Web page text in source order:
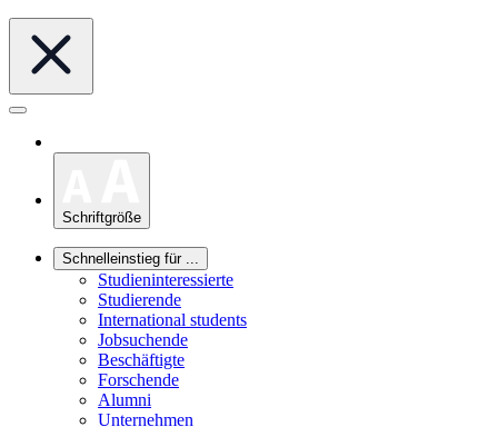
Schriftgröße
Schnelleinstieg für ...
Studieninteressierte
Studierende
International students
Jobsuchende
Beschäftigte
Forschende
Alumni
Unternehmen